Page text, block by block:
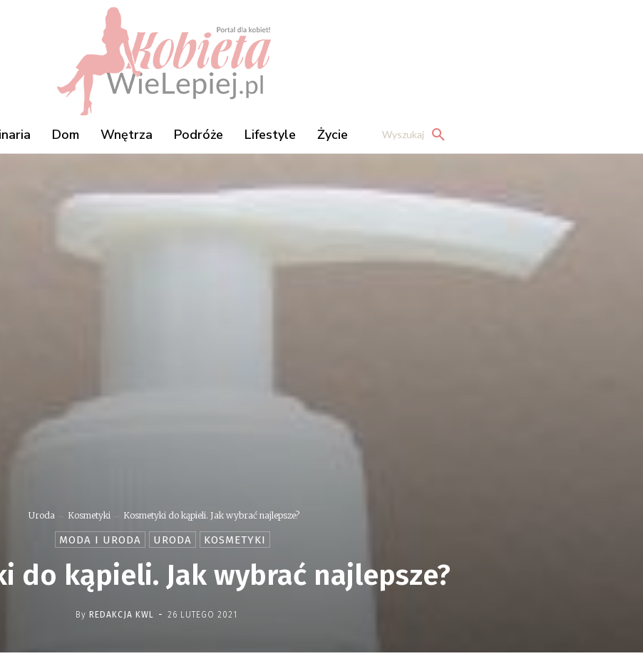
Dom Wnętrza Podróże Lifestyle Życie Wyszukaj
Uroda Kosmetyki Kosmetyki do kąpieli. Jak wybrać najlepsze?
MODA I URODA URODA KOSMETYKI
do kąpieli. Jak wybrać najlepsze?
By REDAKCJA KWL - 26 LUTEGO 2021